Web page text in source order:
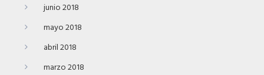
junio 2018
mayo 2018
abril 2018
marzo 2018